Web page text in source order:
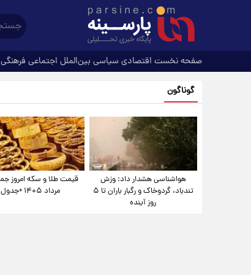
صفحه نخست اقتصادی سیاسی بین‌الملل اجتماعی فرهنگی
گوناگون
هواشناسی هشدار داد: وزش
تندباد، گردوخاک و رگبار باران تا ۵
روز آینده
مرداد ۱۴۰۵ +جدول